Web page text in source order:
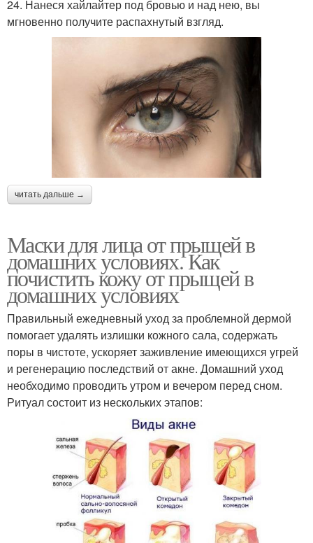
24. Нанеся хайлайтер под бровью и над нею, вы
мгновенно получите распахнутый взгляд.
читать дальше →
Маски для лица от прыщей в
домашних условиях. Как
почистить кожу от прыщей в
домашних условиях
Правильный ежедневный уход за проблемной дермой
помогает удалять излишки кожного сала, содержать
поры в чистоте, ускоряет заживление имеющихся угрей
и регенерацию последствий от акне. Домашний уход
необходимо проводить утром и вечером перед сном.
Ритуал состоит из нескольких этапов: